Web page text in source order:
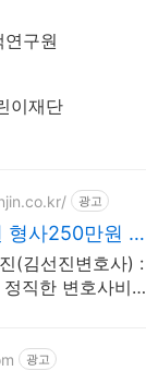
구원
이재단
광고
형사250만원 변
수임료 정찰제
(김선진변호사) :
직한 변호사비용,
광고